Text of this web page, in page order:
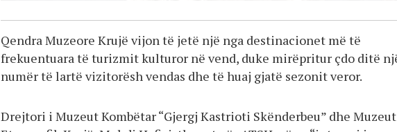
Qendra Muzeore Krujë vijon të jetë një nga destinacionet më të
frekuentuara të turizmit kulturor në vend, duke mirëpritur çdo ditë
numër të lartë vizitorësh vendas dhe të huaj gjatë sezonit veror.
Drejtori i Muzeut Kombëtar “Gjergj Kastrioti Skënderbeu” dhe Muzeut